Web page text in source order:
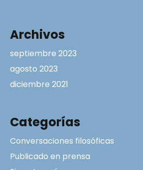
Archivos
septiembre 2023
agosto 2023
diciembre 2021
Categorías
Conversaciones filosóficas
Publicado en prensa